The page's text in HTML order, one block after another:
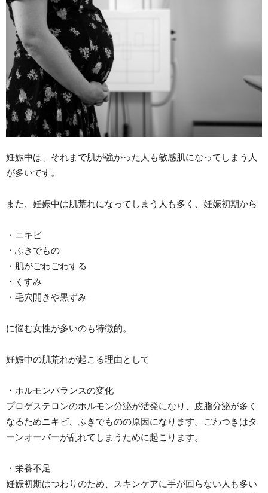
妊娠中は、それまで肌が強かった人も敏感肌になってしまう人
が多いです。
また、妊娠中は肌荒れになってしまう人も多く、妊娠初期から
・ニキビ
・ふきでもの
・肌がごわごわする
・くすみ
・毛穴開きや黒ずみ
に悩む女性が多いのも特徴的。
妊娠中の肌荒れが起こる理由として
・ホルモンバランスの変化
プロゲステロンのホルモン分泌が活発になり、皮脂分泌が多く
なるためニキビ、ふきでものの原因になります。ごわつきはタ
ーンオーバーが乱れてしまうために起こります。
・栄養不足
妊娠初期はつわりのため、スキンケアに手が回らない人も多い